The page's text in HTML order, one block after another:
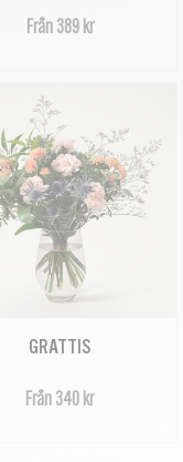
Från 389 kr
GRATTIS
Från 340 kr